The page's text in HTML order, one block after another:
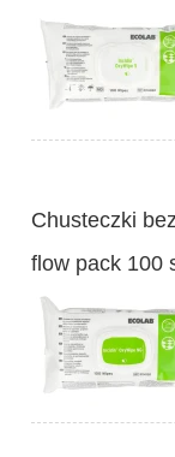
Chusteczki
flow pack 100